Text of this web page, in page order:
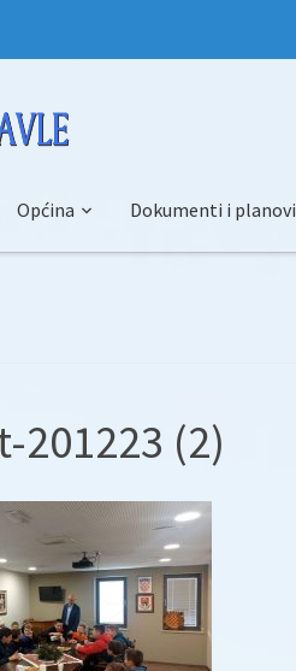
Općina Dokumenti i planovi
201223 (2)